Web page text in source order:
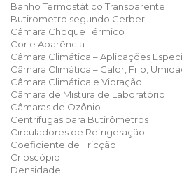
Banho Termostático Transparente
Butirometro segundo Gerber
Câmara Choque Térmico
Cor e Aparência
Câmara Climática – Aplicações
Câmara Climática – Calor, Frio,
Câmara Climática e Vibração
Câmara de Mistura de Laboratório
Câmaras de Ozônio
Centrífugas para Butirômetros
Circuladores de Refrigeração
Coeficiente de Fricção
Crioscópio
Densidade